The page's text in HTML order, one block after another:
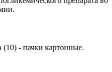
(10) - пачки картонные.